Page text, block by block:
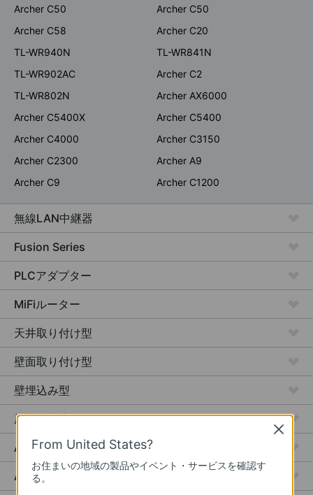
Archer C50
Archer C50
Archer C58
Archer C20
TL-WR940N
TL-WR841N
TL-WR902AC
Archer C2
TL-WR802N
Archer AX6000
Archer C5400X
Archer C5400
Archer C4000
Archer C3150
Archer C2300
Archer A9
Archer C9
Archer C1200
無線LAN中継器
Fusion Series
PLCアダプター
MiFiルーター
天井取り付け型
壁面取り付け型
壁埋込み型
屋内外対応
Access Plus
Aggregation
From United States?
お住まいの地域の製品やイベント・サービスを確認す
る。
Close